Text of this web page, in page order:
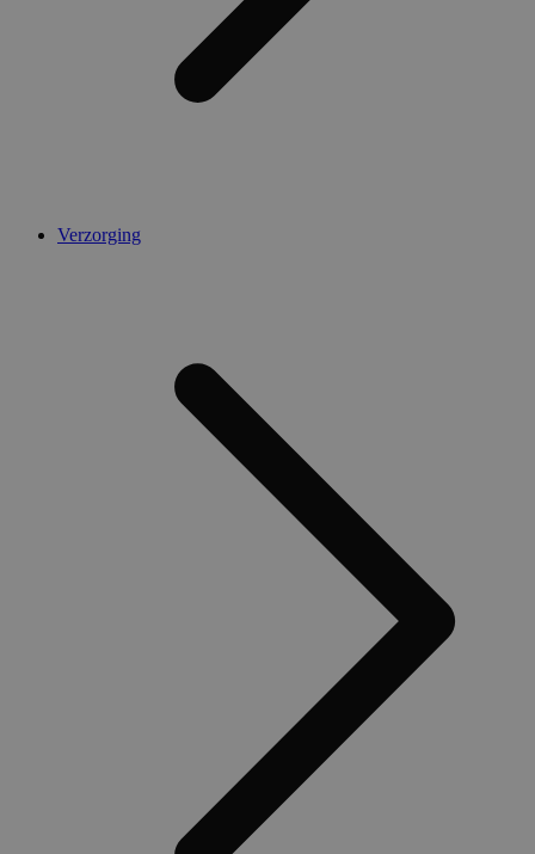
Verzorging